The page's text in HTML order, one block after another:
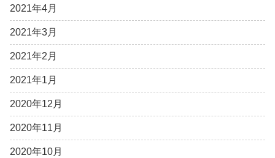
2021年4月
2021年3月
2021年2月
2021年1月
2020年12月
2020年11月
2020年10月